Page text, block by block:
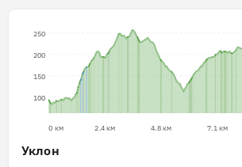
100
150
200
250
0 км 2.4 км 4.8 км 7.1 км
Уклон